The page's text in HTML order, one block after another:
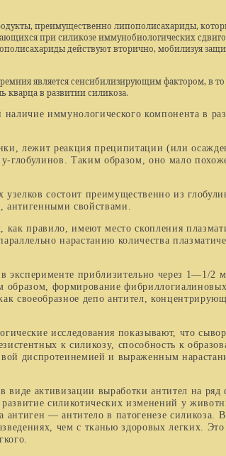
преимущественно липополисахариды,
при силикозе иммуно­биологических
действуют вторично, мобилизуя
является сенсибилизи­рующим фактором, в
кварца в развитии силикоза.
иммуноло­гического компонента в
лежит реакция преципитации (или
глобулинов. Таким образом, оно мало
состоит пре­имущественно из
анти­генными свойствами.
правило, име­ют место скопления
нарастанию количества
эксперименте приблизительно через 1—1/2
формирование
своеобразное депо антител,
исследова­ния показывают, что
к силико­зу, способность к
диспротеинемией и выраженным
активизации выработки антител на
силикотических изменений у
— антитело в патогенезе силикоза.
чем с тканью здоровых лег­ких. Это